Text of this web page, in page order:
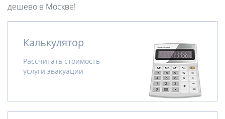
дешево в Москве!
Калькулятор
Рассчитать стоимость
услуги эвакуации